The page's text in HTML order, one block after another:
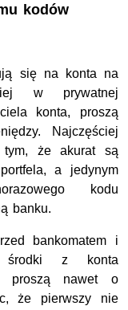
kodów
się na konta na
w prywatnej
konta, proszą
Najczęściej
tym, że akurat są
a jedynym
kodu
banku.
bankomatem i
środki z konta
proszą nawet o
że pierwszy nie